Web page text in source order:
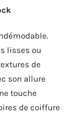
lisses ou
de
son allure
touche
de coiffure